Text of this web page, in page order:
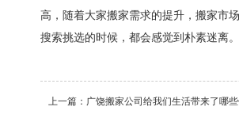
高，随着大家搬家需求的提升，搬家市
搜索挑选的时候，都会感觉到朴素迷离。
上一篇： 广饶搬家公司给我们生活带来了哪些